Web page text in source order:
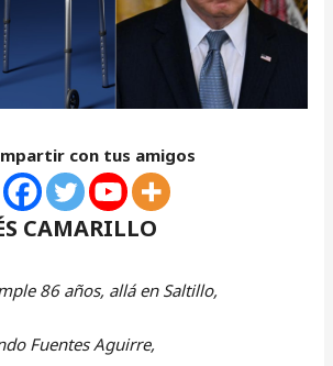
con tus amigos
CAMARILLO
86 años, allá en Saltillo,
Fuentes Aguirre,